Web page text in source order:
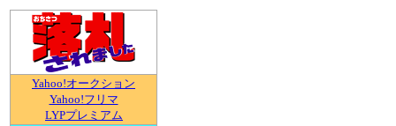
Yahoo!オークション
Yahoo!フリマ
LYPプレミアム